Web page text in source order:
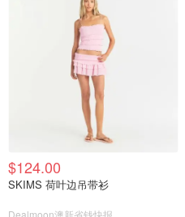
$124.00
SKIMS 荷叶边吊带衫
Dealmoon澳新省钱快报